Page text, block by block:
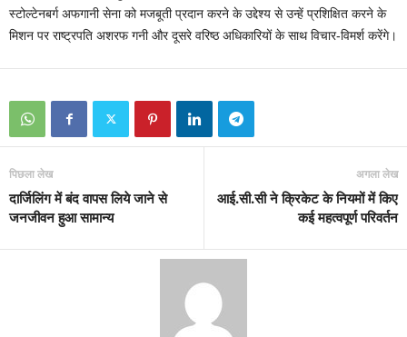
स्टोल्टेनबर्ग अफगानी सेना को मजबूती प्रदान करने के उद्देश्य से उन्हें प्रशिक्षित करने के
मिशन पर राष्ट्रपति अशरफ गनी और दूसरे वरिष्ठ अधिकारियों के साथ विचार-विमर्श करेंगे।
पिछला लेख
दार्जिलिंग में बंद वापस लिये जाने से
जनजीवन हुआ सामान्य
अगला लेख
आई.सी.सी ने क्रिकेट के नियमों में किए
कई महत्वपूर्ण परिवर्तन